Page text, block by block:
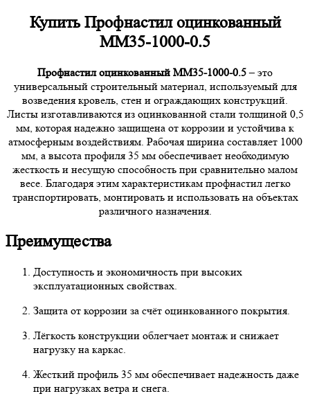
Купить Профнастил оцинкованный
ММ35-1000-0.5
Профнастил оцинкованный ММ35-1000-0.5– это
универсальный строительный материал, используемый для
возведения кровель, стен и ограждающих конструкций.
Листы изготавливаются из оцинкованной стали толщиной 0,5
мм, которая надежно защищена от коррозии и устойчива к
атмосферным воздействиям. Рабочая ширина составляет 1000
мм, а высота профиля 35 мм обеспечивает необходимую
жесткость и несущую способность при сравнительно малом
весе. Благодаря этим характеристикам профнастил легко
транспортировать, монтировать и использовать на объектах
различного назначения.
Преимущества
Доступность и экономичность при высоких
эксплуатационных свойствах.
Защита от коррозии за счёт оцинкованного покрытия.
Лёгкость конструкции облегчает монтаж и снижает
нагрузку на каркас.
Жесткий профиль 35 мм обеспечивает надежность даже
при нагрузках ветра и снега.